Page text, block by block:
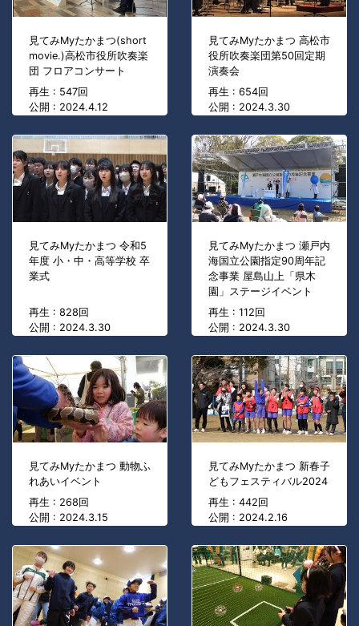
見てみMyたかまつ(short
movie.)高松市役所吹奏楽
団 フロアコンサート
再生 : 547回
公開 : 2024.4.12
見てみMyたかまつ 高松市
役所吹奏楽団第50回定期
演奏会
再生 : 654回
公開 : 2024.3.30
見てみMyたかまつ 令和5
年度 小・中・高等学校 卒
業式
再生 : 828回
公開 : 2024.3.30
見てみMyたかまつ 瀬戸内
海国立公園指定90周年記
念事業 屋島山上「県木
園」ステージイベント
再生 : 112回
公開 : 2024.3.30
見てみMyたかまつ 動物ふ
れあいイベント
再生 : 268回
公開 : 2024.3.15
見てみMyたかまつ 新春子
どもフェスティバル2024
再生 : 442回
公開 : 2024.2.16